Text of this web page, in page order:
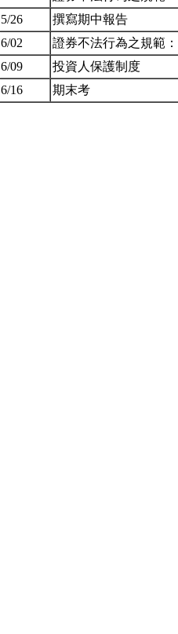
5/26
撰寫期中報告
6/02
證券不法行為之規範
6/09
投資人保護制度
6/16 期末考